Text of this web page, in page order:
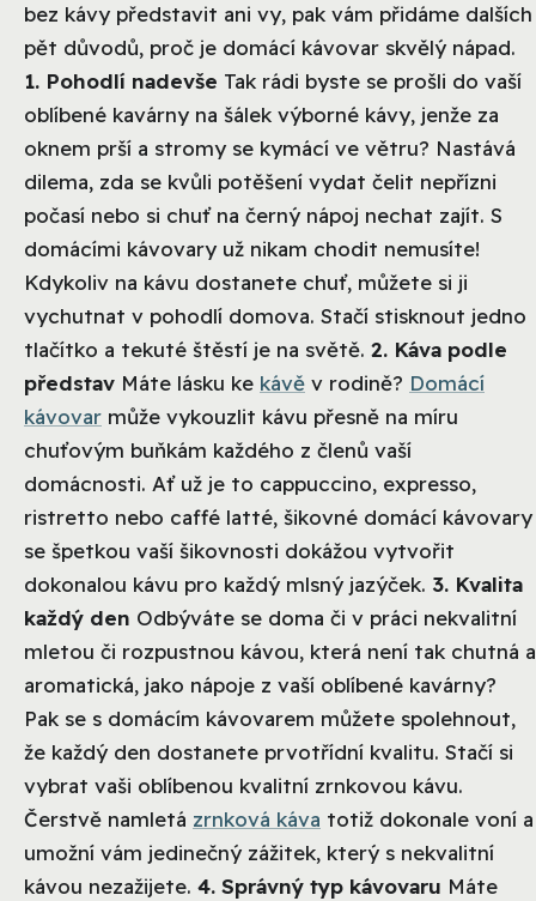
bez kávy představit ani vy, pak vám přidáme dalších
pět důvodů, proč je domácí kávovar skvělý nápad.
1. Pohodlí nadevše Tak rádi byste se prošli do vaší
oblíbené kavárny na šálek výborné kávy, jenže za
oknem prší a stromy se kymácí ve větru? Nastává
dilema, zda se kvůli potěšení vydat čelit nepřízni
počasí nebo si chuť na černý nápoj nechat zajít. S
domácími kávovary už nikam chodit nemusíte!
Kdykoliv na kávu dostanete chuť, můžete si ji
vychutnat v pohodlí domova. Stačí stisknout jedno
tlačítko a tekuté štěstí je na světě. 2. Káva podle
představ Máte lásku ke kávě v rodině? Domácí
kávovar může vykouzlit kávu přesně na míru
chuťovým buňkám každého z členů vaší
domácnosti. Ať už je to cappuccino, expresso,
ristretto nebo caffé latté, šikovné domácí kávovary
se špetkou vaší šikovnosti dokážou vytvořit
dokonalou kávu pro každý mlsný jazýček. 3. Kvalita
každý den Odbýváte se doma či v práci nekvalitní
mletou či rozpustnou kávou, která není tak chutná a
aromatická, jako nápoje z vaší oblíbené kavárny?
Pak se s domácím kávovarem můžete spolehnout,
že každý den dostanete prvotřídní kvalitu. Stačí si
vybrat vaši oblíbenou kvalitní zrnkovou kávu.
Čerstvě namletá zrnková káva totiž dokonale voní a
umožní vám jedinečný zážitek, který s nekvalitní
kávou nezažijete. 4. Správný typ kávovaru Máte